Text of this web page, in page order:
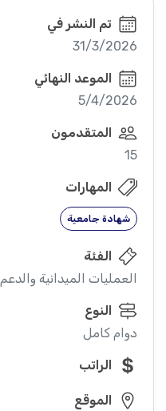
تم النشر في
31/3/2026
الموعد النهائي
5/4/2026
المتقدمون
15
المهارات
شهادة جامعية
الفئة
العمليات الميدانية والدعم
النوع
دوام كامل
الراتب
الموقع